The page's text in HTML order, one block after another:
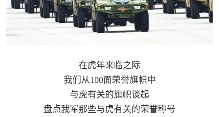
防
全
防
子
子
弟
兵
国
防
在虎年来临之际
我们从100面荣誉旗帜中
与虎有关的旗帜谈起
盘点我军那些与虎有关的荣誉称号